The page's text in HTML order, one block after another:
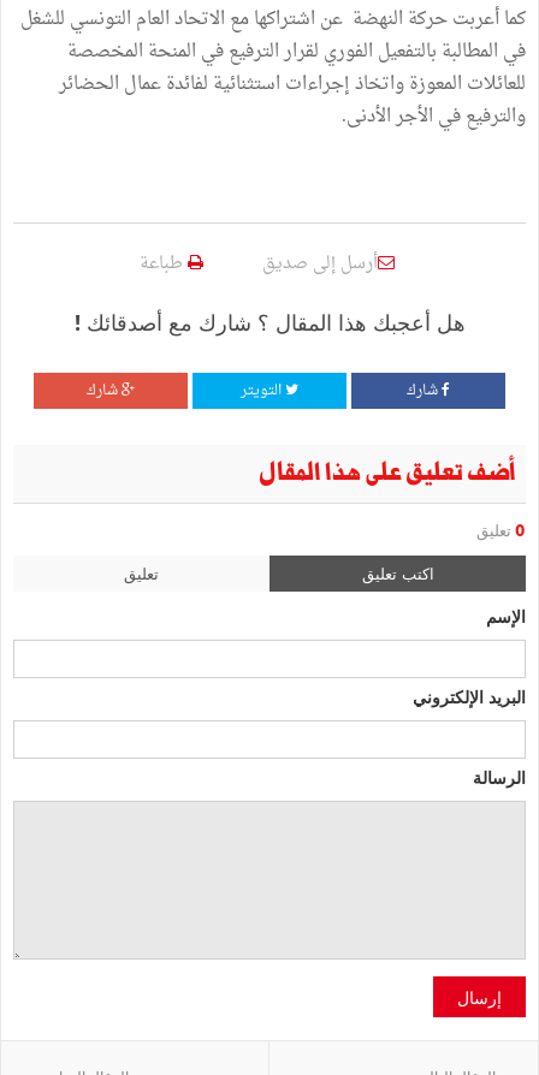
كما أعربت حركة النهضة عن اشتراكها مع الاتحاد العام التونسي للشغل
في المطالبة بالتفعيل الفوري لقرار الترفيع في المنحة المخصصة
للعائلات المعوزة واتخاذ إجراءات استثنائية لفائدة عمال الحضائر
والترفيع في الأجر الأدنى.
أرسل إلى صديق طباعة
هل أعجبك هذا المقال ؟ شارك مع أصدقائك !
شارك التويتر شارك
أضف تعليق على هذا المقال
0 تعليق
اكتب تعليق تعليق
الإسم
البريد الإلكتروني
الرسالة
إرسال